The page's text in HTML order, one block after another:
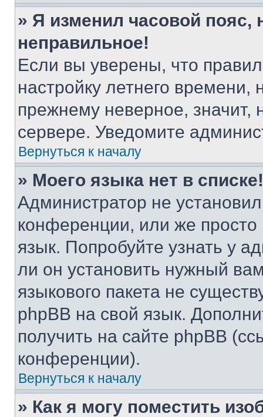
» Я изменил часовой пояс,
неправильное!
Если вы уверены, что
настройку летнего
прежнему неверное, значит,
сервере. Уведомите
Вернуться к началу
» Моего языка нет в списке!
Администратор не
конференции, или же
язык. Попробуйте узнать у
ли он установить нужный
языкового пакета не
phpBB на свой язык.
получить на сайте phpBB
конференции).
Вернуться к началу
» Как я могу поместить